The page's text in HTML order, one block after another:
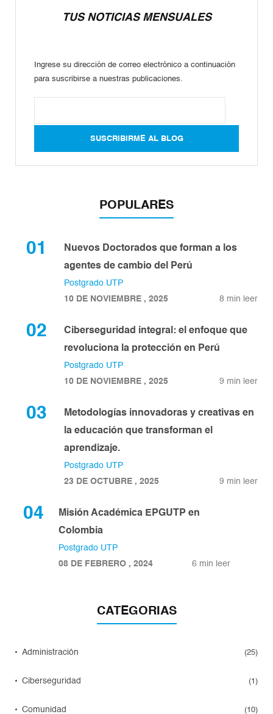
TUS NOTICIAS MENSUALES
Ingrese su dirección de correo electrónico a continuación
para suscribirse a nuestras publicaciones.
POPULARES
01
Nuevos Doctorados que forman a los
agentes de cambio del Perú
Postgrado UTP
10 DE NOVIEMBRE , 2025
8 min leer
02
Ciberseguridad integral: el enfoque que
revoluciona la protección en Perú
Postgrado UTP
10 DE NOVIEMBRE , 2025
9 min leer
03
Metodologías innovadoras y creativas en
la educación que transforman el
aprendizaje.
Postgrado UTP
23 DE OCTUBRE , 2025
9 min leer
04
Misión Académica EPGUTP en
Colombia
Postgrado UTP
08 DE FEBRERO , 2024
6 min leer
CATEGORIAS
Administración (25)
Ciberseguridad (1)
Comunidad (10)